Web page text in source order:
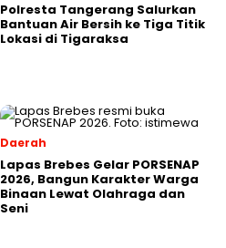
Polresta Tangerang Salurkan
Bantuan Air Bersih ke Tiga Titik
Lokasi di Tigaraksa
Daerah
Lapas Brebes Gelar PORSENAP
2026, Bangun Karakter Warga
Binaan Lewat Olahraga dan
Seni